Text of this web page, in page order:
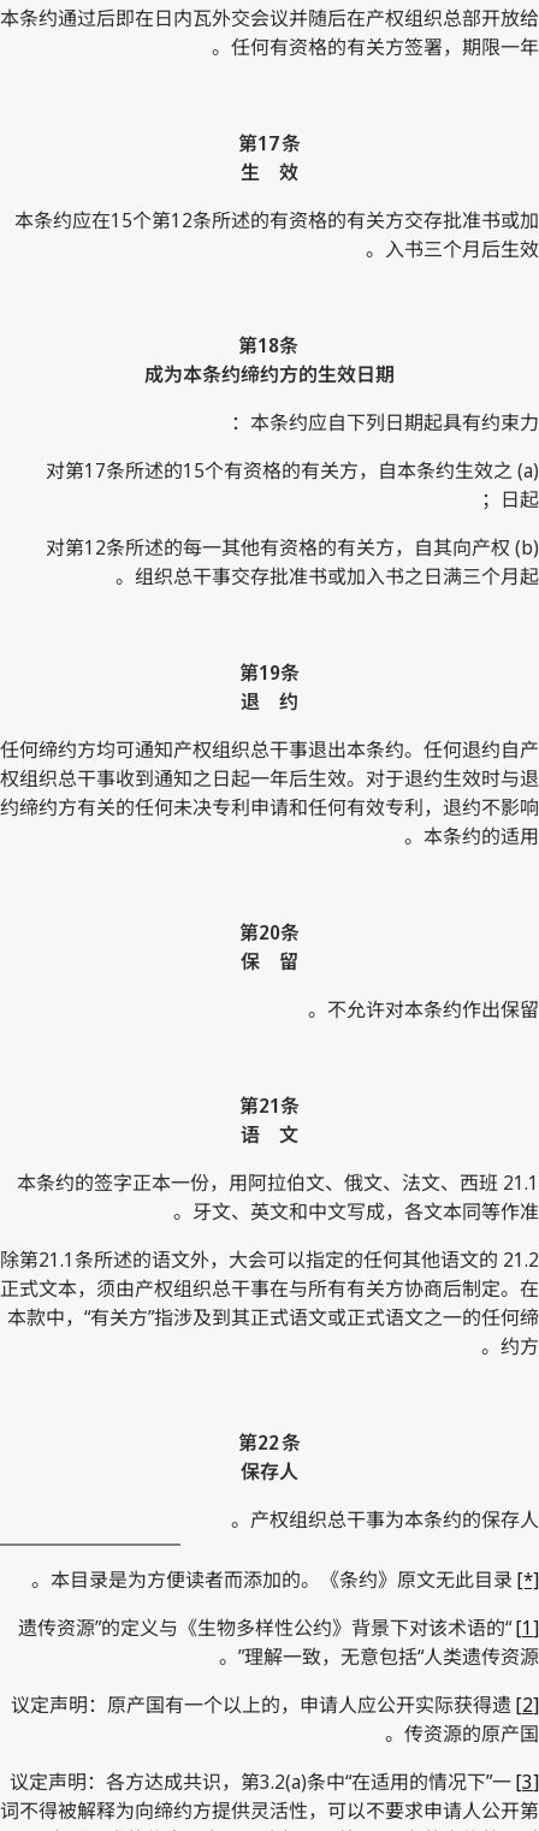
本条约通过后即在日内瓦外交会议并随后在产权组织总部开放给
任何有资格的有关方签署，期限一年。
第17 条
生 效
本条约应在15个第12条所述的有资格的有关方交存批准书或加
入书三个月后生效。
成为本条约缔约方的生效日期
本条约应自下列日期起具有约束力：
(a) 对第17条所述的15个有资格的有关方，自本条约生效之
日起；
(b) 对第12条所述的每一其他有资格的有关方，自其向产权
组织总干事交存批准书或加入书之日满三个月起。
第19条
退 约
任何缔约方均可通知产权组织总干事退出本条约。任何退约自产
权组织总干事收到通知之日起一年后生效。对于退约生效时与退
约缔约方有关的任何未决专利申请和任何有效专利，退约不影响
本条约的适用。
第20条
保 留
不允许对本条约作出保留。
第21条
语 文
21.1 本条约的签字正本一份，用阿拉伯文、俄文、法文、西班
牙文、英文和中文写成，各文本同等作准。
21.2 除第21.1条所述的语文外，大会可以指定的任何其他语文的
正式文本，须由产权组织总干事在与所有有关方协商后制定。在
本款中，“有关方”指涉及到其正式语文或正式语文之一的任何缔
约方。
第22 条
保存人
产权组织总干事为本条约的保存人。
[*]
[1]
“遗传资源”的定义与《生物多样性公约》背景下对该术语的
理解一致，无意包括“人类遗传资源”。
[2]
议定声明：原产国有一个以上的，申请人应公开实际获得遗
传资源的原产国。
[3]
议定声明：各方达成共识，第3.2(a)条中“在适用的情况下”一
词不得被解释为向缔约方提供灵活性，可以不要求申请人公开第